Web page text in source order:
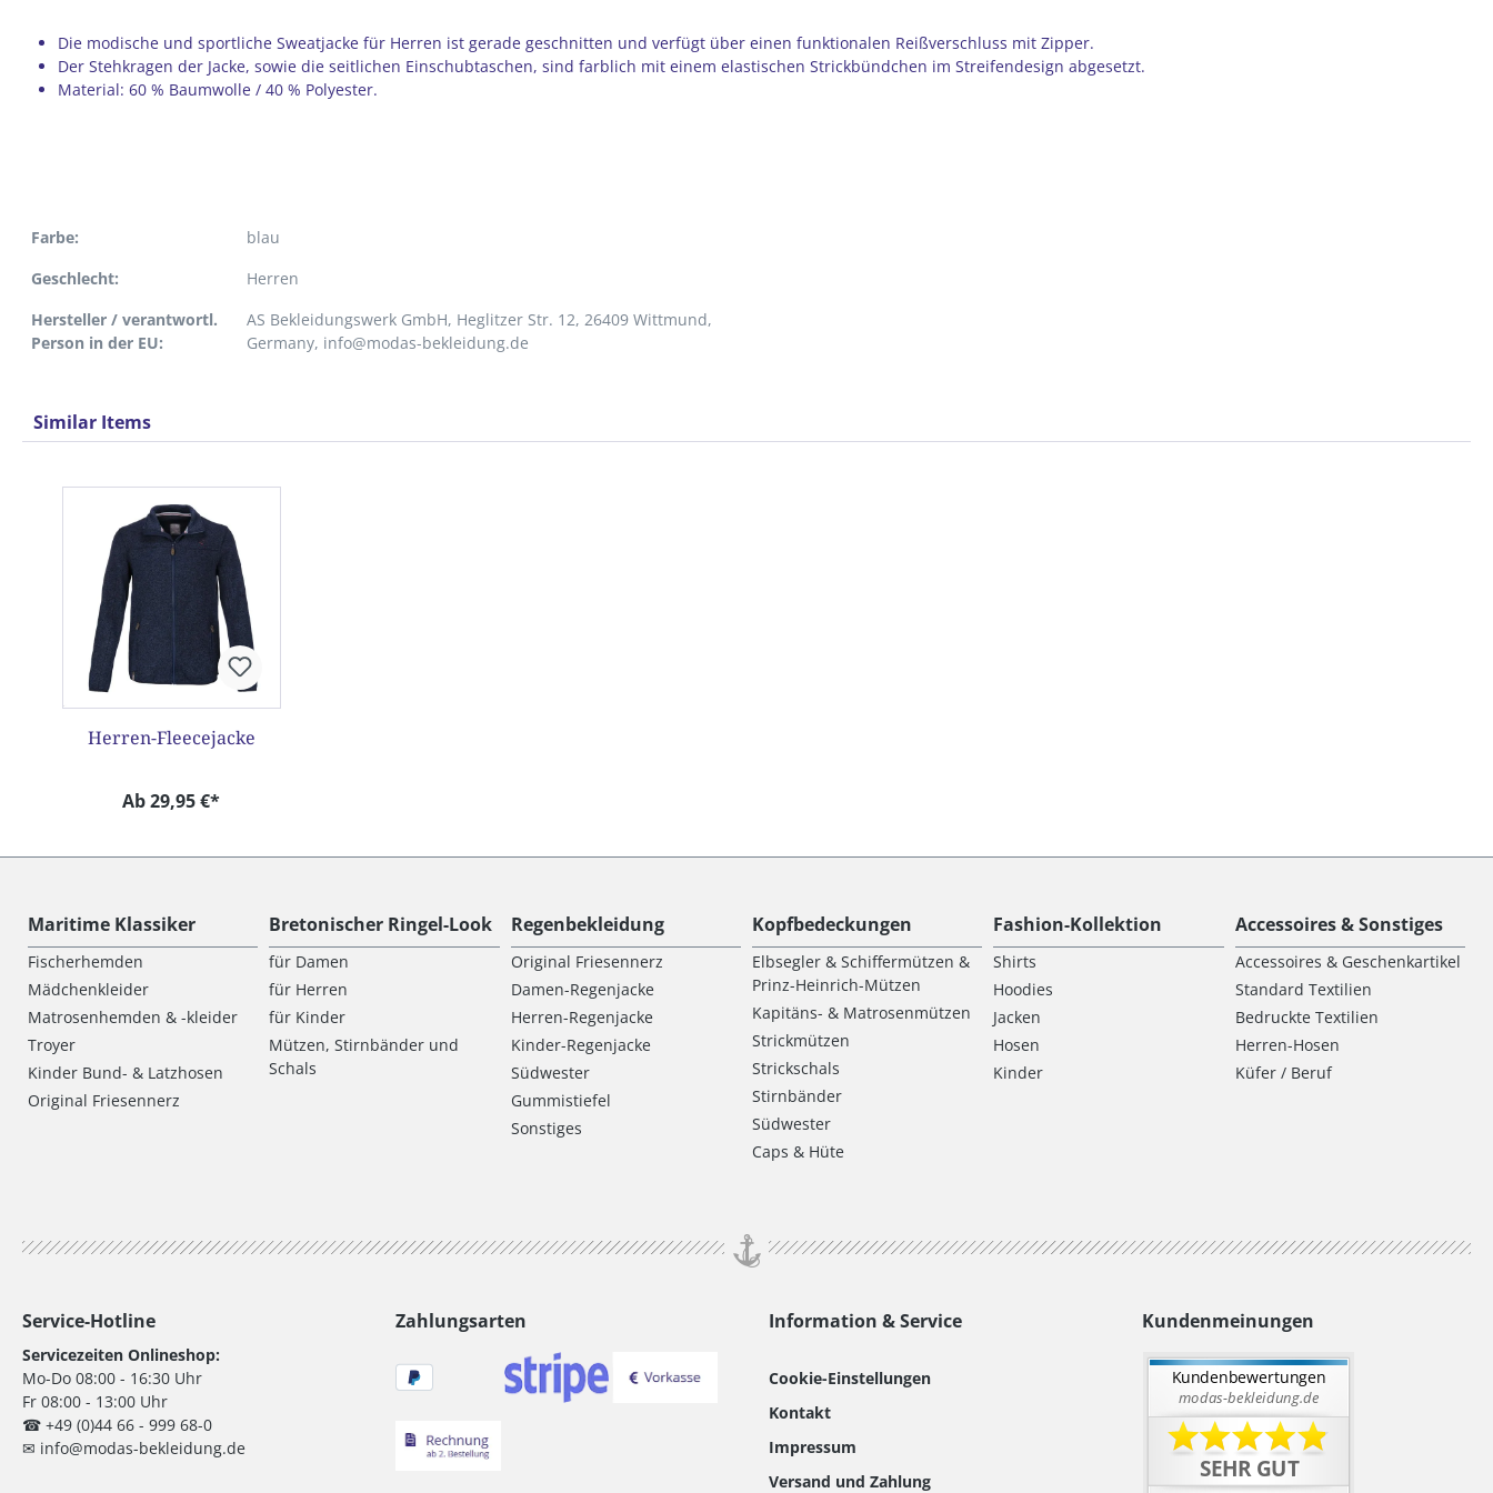
Die modische und sportliche Sweatjacke für Herren ist gerade geschnitten und verfügt über einen funktionalen Reißverschluss mit Zipper.
Der Stehkragen der Jacke, sowie die seitlichen Einschubtaschen, sind farblich mit einem elastischen Strickbündchen im Streifendesign abgesetzt.
Material: 60 % Baumwolle / 40 % Polyester.
Farbe:
blau
Geschlecht:
Herren
Hersteller / verantwortl.
Person in der EU:
AS Bekleidungswerk GmbH, Heglitzer Str. 12, 26409 Wittmund,
Germany, info@modas-bekleidung.de
Similar Items
Herren-Fleecejacke
Ab 29,95 €*
Maritime Klassiker
Fischerhemden
Mädchenkleider
Matrosenhemden & -kleider
Troyer
Kinder Bund- & Latzhosen
Original Friesennerz
Bretonischer Ringel-Look
für Damen
für Herren
für Kinder
Mützen, Stirnbänder und
Schals
Regenbekleidung
Original Friesennerz
Damen-Regenjacke
Herren-Regenjacke
Kinder-Regenjacke
Südwester
Gummistiefel
Sonstiges
Kopfbedeckungen
Elbsegler & Schiffermützen &
Prinz-Heinrich-Mützen
Kapitäns- & Matrosenmützen
Strickmützen
Strickschals
Stirnbänder
Südwester
Caps & Hüte
Fashion-Kollektion
Shirts
Hoodies
Jacken
Hosen
Kinder
Accessoires & Sonstiges
Accessoires & Geschenkartikel
Standard Textilien
Bedruckte Textilien
Herren-Hosen
Küfer / Beruf
Service-Hotline
Servicezeiten Onlineshop:
Mo-Do 08:00 - 16:30 Uhr
Fr 08:00 - 13:00 Uhr
☎ +49 (0)44 66 - 999 68-0
✉ info@modas-bekleidung.de
Zahlungsarten Information & Service
Cookie-Einstellungen
Kontakt
Impressum
Versand und Zahlung
Kundenmeinungen